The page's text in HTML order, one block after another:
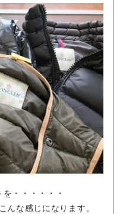
・・・・・・
んな感じになります。